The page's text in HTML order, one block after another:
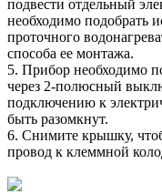
подвести отдельный
необходимо подобрать
проточного
способа ее монтажа.
5. Прибор необходимо
через 2-полюсный
подключению к
быть разомкнут.
6. Снимите крышку,
провод к клеммной